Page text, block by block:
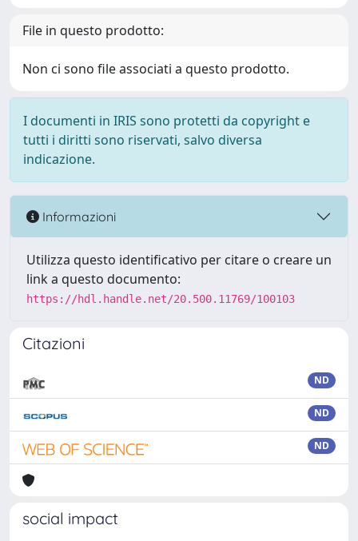
File in questo prodotto:
Non ci sono file associati a questo prodotto.
I documenti in IRIS sono protetti da copyright e
tutti i diritti sono riservati, salvo diversa
indicazione.
Informazioni
Utilizza questo identificativo per citare o creare un
link a questo documento:
https://hdl.handle.net/20.500.11769/100103
Citazioni
ND
ND
ND
social impact